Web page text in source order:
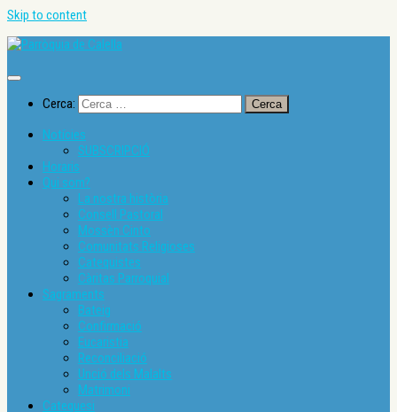
Skip to content
Cerca:
Notícies
SUBSCRIPCIÓ
Horaris
Qui som?
La nostra història
Consell Pastoral
Mossèn Cinto
Comunitats Religioses
Catequistes
Càritas Parroquial
Sagraments
Bateig
Confirmació
Eucaristia
Reconciliació
Unció dels Malalts
Matrimoni
Catequesi